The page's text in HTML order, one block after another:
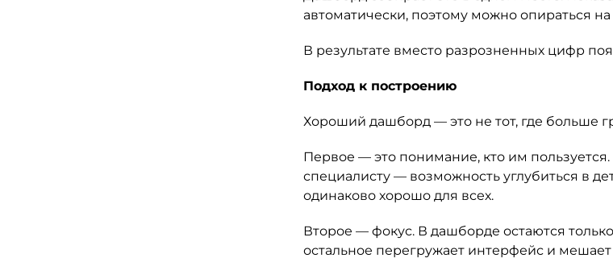
автоматически, поэтому можно опираться
В результате вместо разрозненных цифр
Подход к построению
Хороший дашборд — это не тот, где больше
Первое — это понимание, кто им
специалисту — возможность углубиться в
одинаково хорошо для всех.
Второе — фокус. В дашборде остаются
остальное перегружает интерфейс и